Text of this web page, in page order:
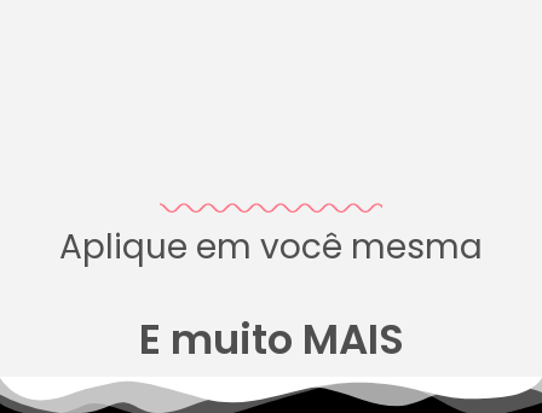
Aplique em você mesma
E muito MAIS